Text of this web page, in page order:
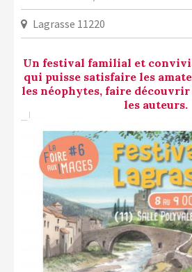
Lagrasse 11220
Un festival familial et
qui puisse satisfaire les
les néophytes, faire
les auteurs.